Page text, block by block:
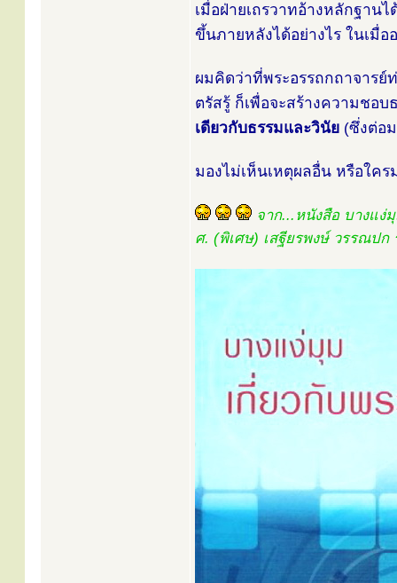
เมื่อฝ่ายเถรวาทอ้างหลักฐาน
ขึ้นภายหลังได้อย่างไร ในเมื่
ผมคิดว่าที่พระอรรถกถาจาร
ตรัสรู้ ก็เพื่อจะสร้างความชอบ
เดียวกับธรรมและวินัย (ซึ่งต่อ
มองไม่เห็นเหตุผลอื่น หรือใค
จาก...หนังสือ บางแง่
ศ. (พิเศษ) เสฐียรพงษ์ วรรณป